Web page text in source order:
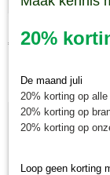
Kabel toerenteller
€ 34,48
20%
De maand juli
20% korting op
20% korting op
20% korting op
Loop geen korting